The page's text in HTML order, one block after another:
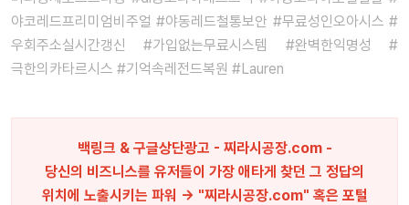
야코레드프리미엄비주얼 #야동레드철통보안 #무료성인오아시스 #
우회주소실시간갱신 #가입없는무료시스템 #완벽한익명성 #
극한의카타르시스 #기억속레전드복원 #Lauren
백링크 & 구글상단광고 - 찌라시공장.com -
당신의 비즈니스를 유저들이 가장 애타게 찾던 그 정답의
위치에 노출시키는 파워 → "찌라시공장.com" 혹은 포털